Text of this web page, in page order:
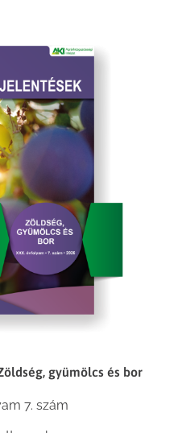
gyümölcs és bor
7. szám